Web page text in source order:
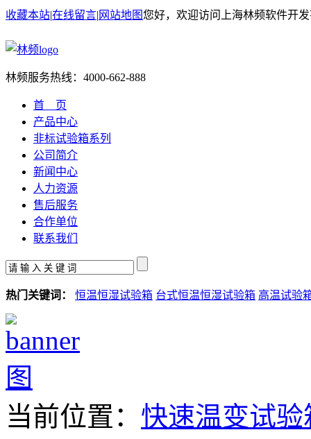
收藏本站|在线留言| 网站地图您好，欢迎访问上海林频软件开
林频服务热线： 4000-662-888
首 页
产品中心
非标试验箱系列
公司简介
新闻中心
人力资源
售后服务
合作单位
联系我们
热门关键词： 恒温恒湿试验箱 台式恒温恒湿试验箱 高温试验
当前位置： 快速温变试验